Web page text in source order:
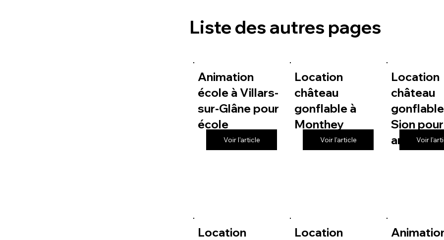
Liste des autres pages
Animation
école à Villars-
sur-Glâne pour
école
Voir l'article
Location
château
gonflable à
Monthey
Voir l'article
Location
château
Sion pour
Voir
Location
Location